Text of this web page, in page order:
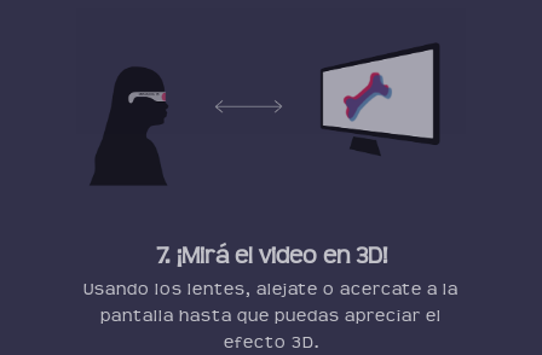
7. ¡Mirá el video en 3D!
Usando los lentes, alejate o acercate a la
pantalla hasta que puedas apreciar el
efecto 3D.